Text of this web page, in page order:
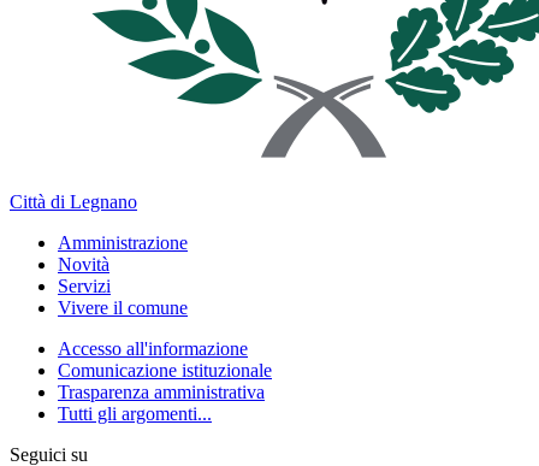
Città di Legnano
Amministrazione
Novità
Servizi
Vivere il comune
Accesso all'informazione
Comunicazione istituzionale
Trasparenza amministrativa
Tutti gli argomenti...
Seguici su